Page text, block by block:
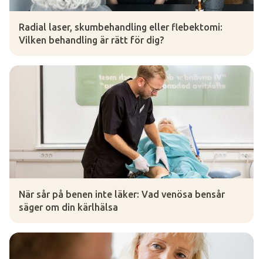
Radial laser, skumbehandling eller flebektomi:
Vilken behandling är rätt för dig?
När sår på benen inte läker: Vad venösa bensår
säger om din kärlhälsa